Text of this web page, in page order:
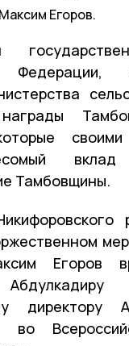
Егоров.
Федерации,
Тамбовщины.
Егоров
директору
во